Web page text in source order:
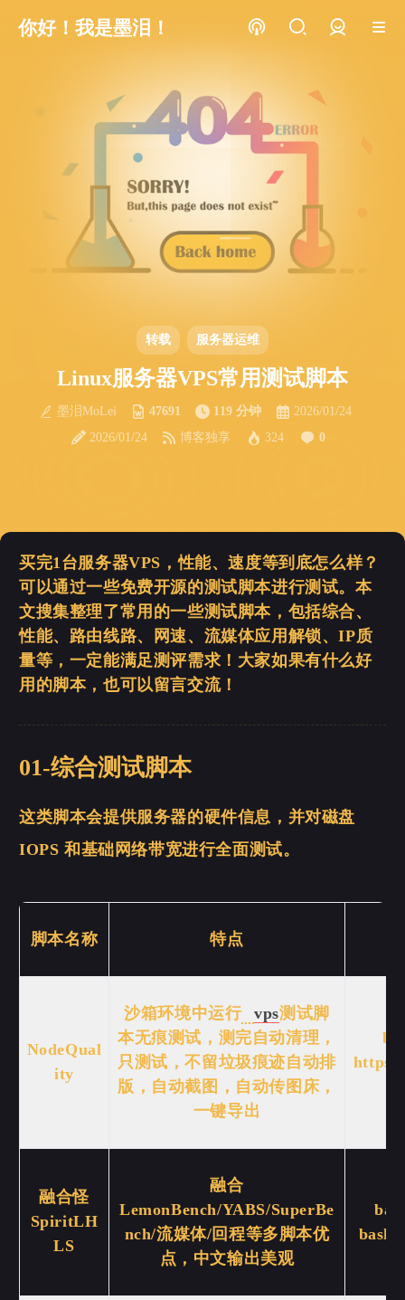
你好！我是墨泪！
转载 服务器运维
Linux服务器VPS常用测试脚本
墨泪MoLei 47691 119 分钟
2026/01/24
2026/01/24
博客独享 324 0
买完1台服务器VPS，性能、速度等到底怎么样？
可以通过一些免费开源的测试脚本进行测试。本
文搜集整理了常用的一些测试脚本，包括综合、
性能、路由线路、网速、流媒体应用解锁、IP质
量等，一定能满足测评需求！大家如果有什么好
用的脚本，也可以留言交流！
01-综合测试脚本
这类脚本会提供服务器的硬件信息，并对磁盘
IOPS 和基础网络带宽进行全面测试。
脚本名称 特点
NodeQual
ity
沙箱环境中运行 vps测试脚
本无痕测试，测完自动清理，
只测试，不留垃圾痕迹自动排
版，自动截图，自动传图床，
一键导出
融合怪
SpiritLH
LS
融合
LemonBench/YABS/SuperBe
nch/流媒体/回程等多脚本优
点，中文输出美观